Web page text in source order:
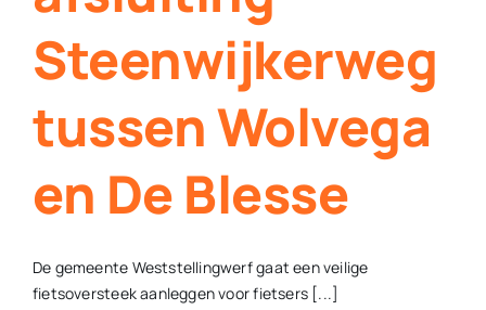
Steenwijkerweg
tussen Wolvega
en De Blesse
De gemeente Weststellingwerf gaat een veilige
fietsoversteek aanleggen voor fietsers [...]